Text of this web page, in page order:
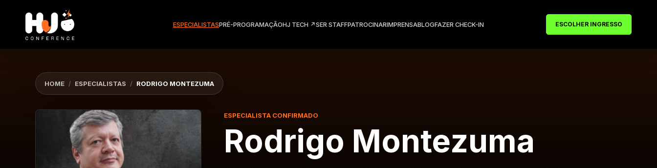
ESPECIALISTASPRÉ-PROGRAMAÇÃOHJ TECH ↗SER STAFFPATROCINARIMPRENSABLOGFAZER CHECK-IN ESCOLHER INGRESSO
HOME / ESPECIALISTAS / RODRIGO MONTEZUMA
ESPECIALISTA CONFIRMADO
Rodrigo Montezuma